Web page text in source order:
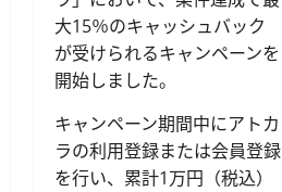
大15％のキャッシュバック
が受けられるキャンペーンを
開始しました。
キャンペーン期間中にアトカ
ラの利用登録または会員登録
を行い、累計1万円（税込）